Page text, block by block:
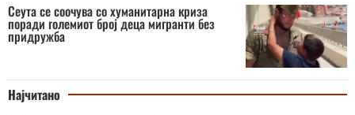
Сеута се соочува со хуманитарна криза
поради големиот број деца мигранти без
придружба
Најчитано